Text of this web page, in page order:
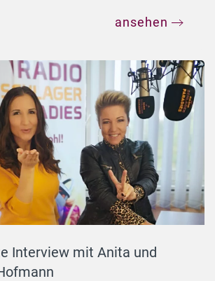
ansehen
Interview mit Anita und